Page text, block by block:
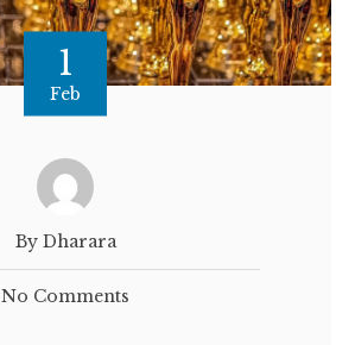
1
Feb
By Dharara
No Comments